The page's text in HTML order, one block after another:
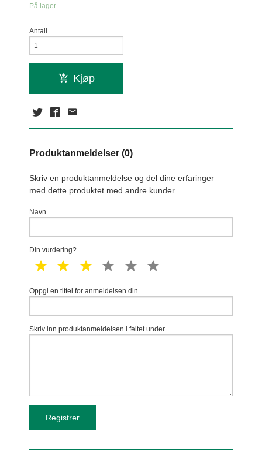
På lager
Antall
Kjøp
Produktanmeldelser (0)
Skriv en produktanmeldelse og del dine erfaringer
med dette produktet med andre kunder.
Navn
Din vurdering?
1 star 2 star 3 star 4 star 5 star
Oppgi en tittel for anmeldelsen din
Skriv inn produktanmeldelsen i feltet under